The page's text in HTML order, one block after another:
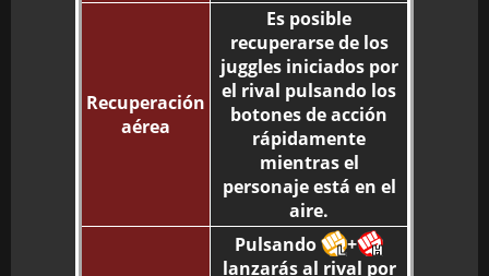
Recuperación
aérea
Es posible
recuperarse de los
juggles iniciados por
el rival pulsando los
botones de acción
rápidamente
mientras el
personaje está en el
aire.
Pulsando
+
lanzarás al rival por